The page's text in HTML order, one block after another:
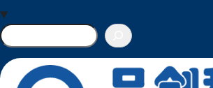
to
content
搜
索